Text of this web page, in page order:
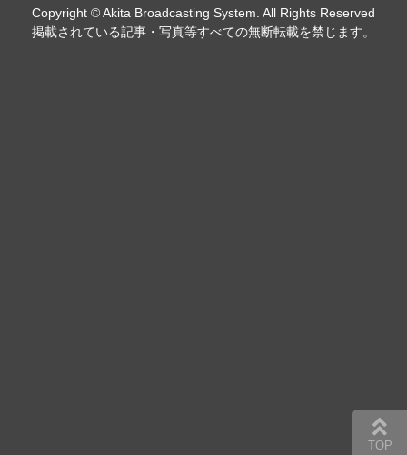
Copyright © Akita Broadcasting System. All Rights Reserved
掲載されている記事・写真等すべての無断転載を禁じます。